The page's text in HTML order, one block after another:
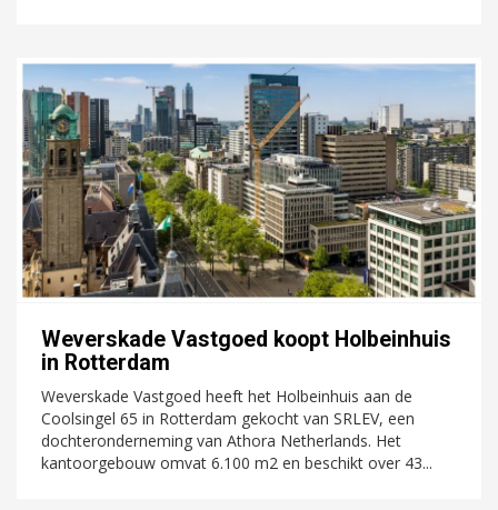
Weverskade Vastgoed koopt Holbeinhuis
in Rotterdam
Weverskade Vastgoed heeft het Holbeinhuis aan de
Coolsingel 65 in Rotterdam gekocht van SRLEV, een
dochteronderneming van Athora Netherlands. Het
kantoorgebouw omvat 6.100 m2 en beschikt over 43...